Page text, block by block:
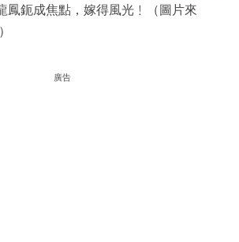
鳳鈪成焦點，嫁得風光﹗（圖片來
廣告